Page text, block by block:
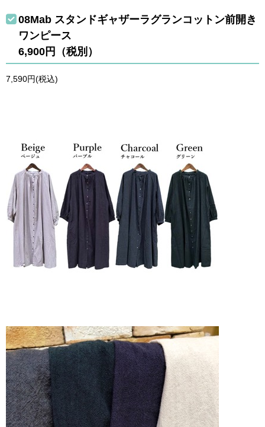
08Mab スタンドギャザーラグランコットン前開き
ワンピース
6,900円（税別）
7,590円(税込)